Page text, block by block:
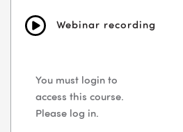
Webinar recording
You must login to
access this course.
Please log in.